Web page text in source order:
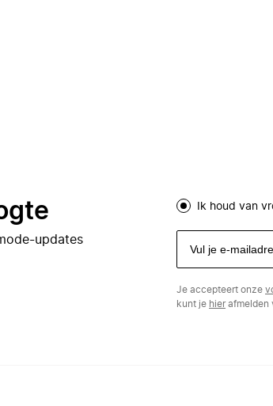
updates
Ik houd van
Je accepteert onze
kunt je hierafmelden